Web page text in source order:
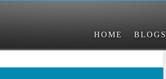
HOME BLOGS